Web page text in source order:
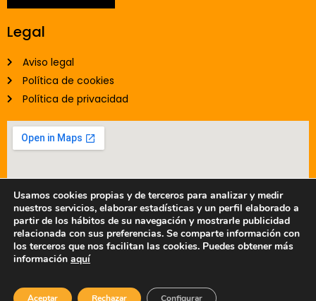
Legal
Aviso legal
Política de cookies
Política de privacidad
Usamos cookies propias y de terceros para analizar y medir
nuestros servicios, elaborar estadísticas y un perfil elaborado a
partir de los hábitos de su navegación y mostrarle publicidad
relacionada con sus preferencias. Se comparte información con
los terceros que nos facilitan las cookies. Puedes obtener más
información aquí
Aceptar Rechazar Configurar